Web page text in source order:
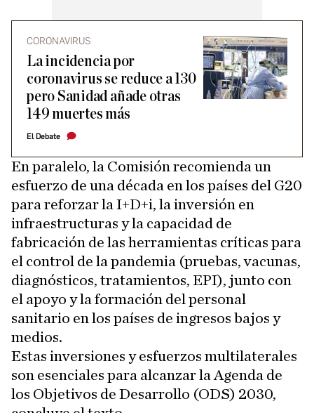
CORONAVIRUS
La incidencia por
coronavirus se reduce a 130
pero Sanidad añade otras
149 muertes más
El Debate
En paralelo, la Comisión recomienda un
esfuerzo de una década en los países del G20
para reforzar la I+D+i, la inversión en
infraestructuras y la capacidad de
fabricación de las herramientas críticas para
el control de la pandemia (pruebas, vacunas,
diagnósticos, tratamientos, EPI), junto con
el apoyo y la formación del personal
sanitario en los países de ingresos bajos y
medios.
Estas inversiones y esfuerzos multilaterales
son esenciales para alcanzar la Agenda de
los Objetivos de Desarrollo (ODS) 2030,